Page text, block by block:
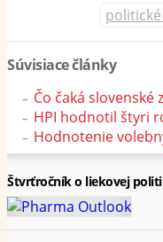
Súvisiace články
Čo čaká
HPI hodnotil štyri
Hodnotenie
Štvrťročník o liekovej